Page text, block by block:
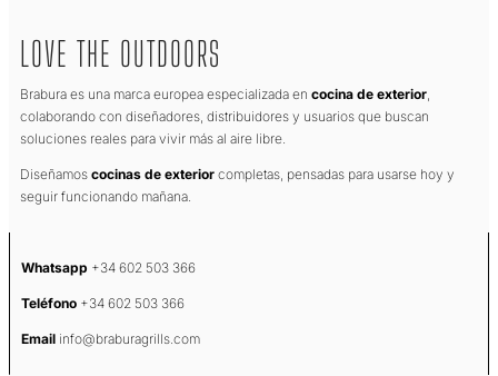
LOVE THE OUTDOORS
Brabura es una marca europea especializada en cocina de exterior
colaborando con diseñadores, distribuidores y usuarios que buscan
soluciones reales para vivir más al aire libre.
Diseñamos cocinas de exterior completas, pensadas para usarse hoy y
seguir funcionando mañana.
Whatsapp +34 602 503 366
Teléfono +34 602 503 366
Email info@braburagrills.com